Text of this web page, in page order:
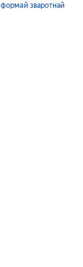
формай зваротнай